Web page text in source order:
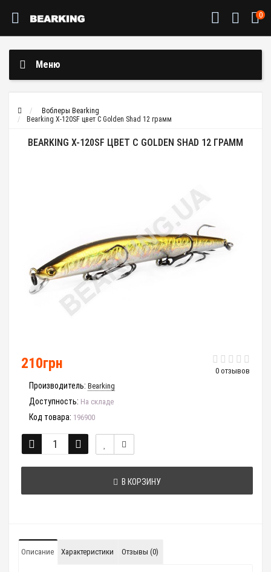
0
Меню
Воблеры Bearking
Bearking X-120SF цвет C Golden Shad 12 грамм
BEARKING X-120SF ЦВЕТ C GOLDEN SHAD 12 ГРАММ
0 отзывов
210грн
Производитель: Bearking
Доступность: На складе
Код товара: 196900
В КОРЗИНУ
Описание Характеристики Отзывы (0)